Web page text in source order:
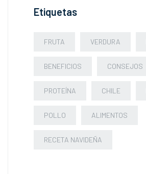
Etiquetas
FRUTA VERDURA
BENEFICIOS CONSEJOS
PROTEÍNA CHILE
POLLO ALIMENTOS
RECETA NAVIDEÑA